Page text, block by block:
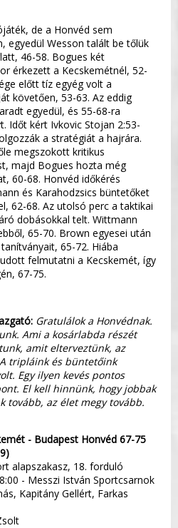
de a Honvéd sem
egyedül Wesson talált be tőlük
46-58. Bogues két
érkezett a Kecskemétnél, 52-
előtt tíz egyég volt a
követően, 53-63. Az eddig
egyedül, és 55-68-ra
Időt kért Ivkovic Stojan 2:53-
a stratégiát a hajrára.
megszokott kritikus
majd Bogues hozta még
60-68. Honvéd időkérés
és Karahodzsics büntetőket
62-68. Az utolsó perc a taktikai
dobásokkal telt. Wittmann
65-70. Brown egyesei után
65-72. Hiába
felmutatni a Kecskemét, így
67-75.
Gratulálok a Honvédnak.
Ami a kosárlabda részét
amit elterveztünk, az
tripláink és büntetőink
Egy ilyen kevés pontos
El kell hinnünk, hogy jobbak
tovább, az élet megy tovább.
- Budapest Honvéd 67-75
alapszakasz, 18. forduló
- Messzi István Sportcsarnok
Kapitány Gellért, Farkas